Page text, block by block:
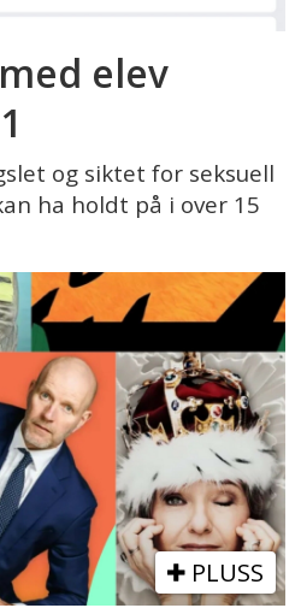
elev
og siktet for seksuell
ha holdt på i over 15
PLUSS